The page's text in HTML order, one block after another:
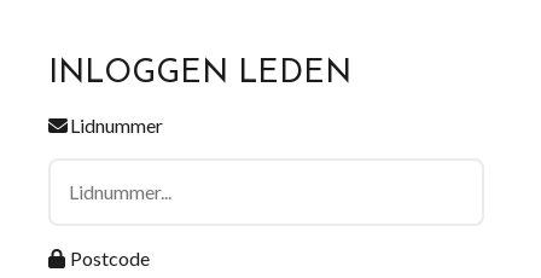
INLOGGEN LEDEN
Lidnummer
Postcode